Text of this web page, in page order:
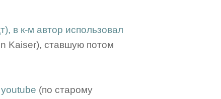
в к-м автор использовал
Kaiser), ставшую потом
youtube (по старому